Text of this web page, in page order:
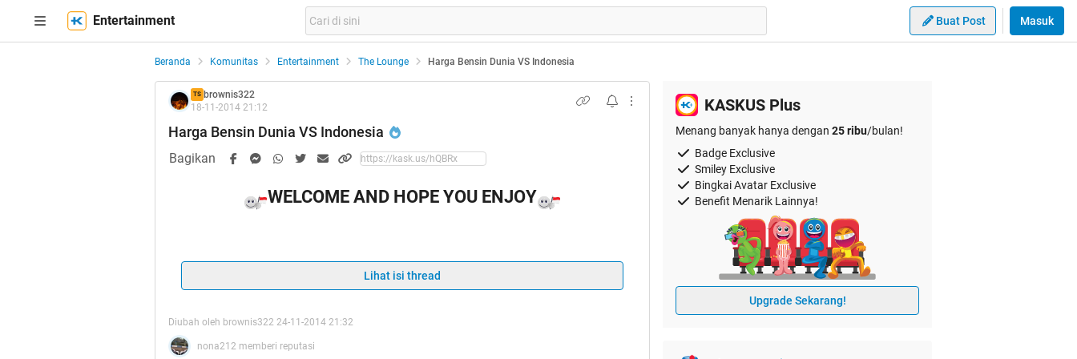
Entertainment Buat Post Masuk
Beranda Komunitas Entertainment The Lounge Harga Bensin Dunia VS Indonesia
TS brownis322
18-11-2014 21:12
Harga Bensin Dunia VS Indonesia
Bagikan
WELCOME AND HOPE YOU ENJOY
SpoilerforBuka Gan:
Spoilerfor HT:
Lihat isi thread
Diubah oleh brownis322 24-11-2014 21:32
nona212 memberi reputasi
KASKUS Plus
Menang banyak hanya dengan 25 ribu/bulan!
Badge Exclusive
Smiley Exclusive
Bingkai Avatar Exclusive
Benefit Menarik Lainnya!
Upgrade Sekarang!